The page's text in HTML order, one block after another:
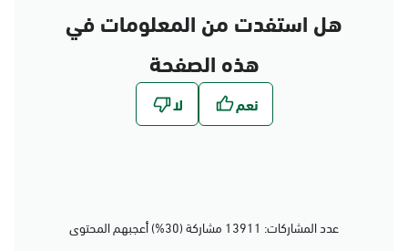
هل استفدت من المعلومات في
هذه الصفحة
عدد المشاركات: 13911 مشاركة (30%) أعجبهم المحتوى